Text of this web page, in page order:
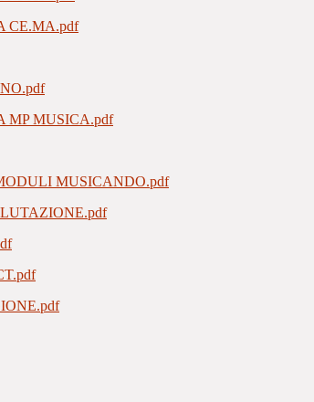
CE.MA.pdf
MP MUSICA.pdf
MUSICANDO.pdf